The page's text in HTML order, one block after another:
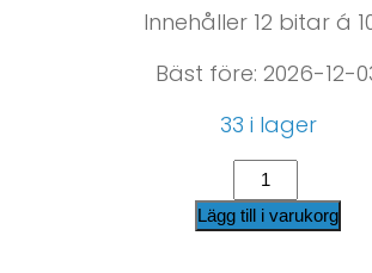
Innehåller 12 bitar á
Bäst före: 2026-12-
33 i lager
Lägg till i varukorg